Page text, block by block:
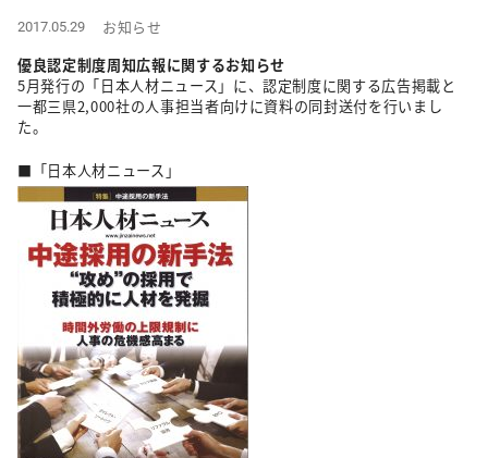
2017.05.29
お知らせ
優良認定制度周知広報に関するお知らせ
5月発行の「日本人材ニュース」に、認定制度に関する広告掲載と
一都三県2,000社の人事担当者向けに資料の同封送付を行いまし
た。
■「日本人材ニュース」